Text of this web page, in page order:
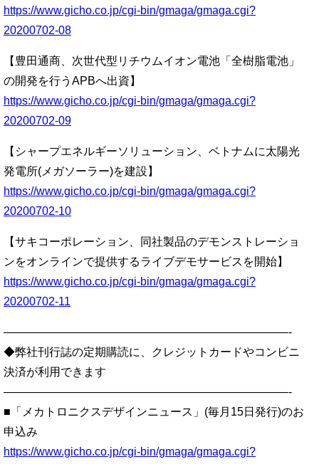
https://www.gicho.co.jp/cgi-bin/gmaga/gmaga.cgi?
20200702-08
【豊田通商、次世代型リチウムイオン電池「全樹脂電池」
の開発を行うAPBへ出資】
https://www.gicho.co.jp/cgi-bin/gmaga/gmaga.cgi?
20200702-09
【シャープエネルギーソリューション、ベトナムに太陽光
発電所(メガソーラー)を建設】
https://www.gicho.co.jp/cgi-bin/gmaga/gmaga.cgi?
20200702-10
【サキコーポレーション、同社製品のデモンストレーショ
ンをオンラインで提供するライブデモサービスを開始】
https://www.gicho.co.jp/cgi-bin/gmaga/gmaga.cgi?
20200702-11
—————————————————————————-
◆弊社刊行誌の定期購読に、クレジットカードやコンビニ
決済が利用できます
—————————————————————————-
■「メカトロニクスデザインニュース」(毎月15日発行)のお
申込み
https://www.gicho.co.jp/cgi-bin/gmaga/gmaga.cgi?